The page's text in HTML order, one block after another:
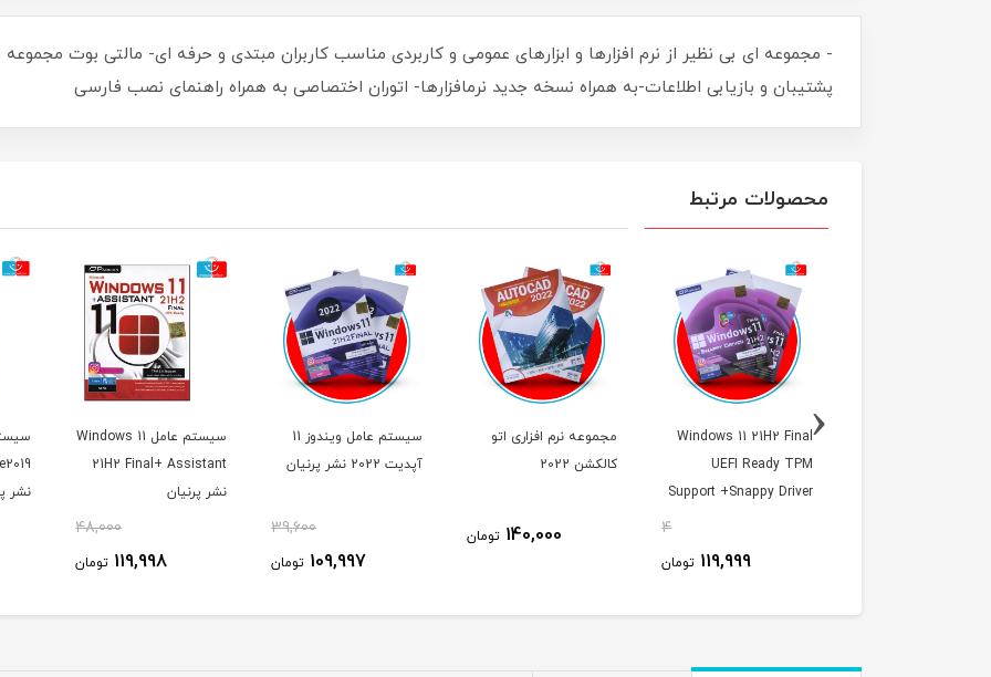
پشتیبان و بازیابی اطلاعات-به همراه نسخه جدید نرم‏افزارها- اتوران اختصاصی به همراه راهنمای نصب فارسی
محصولات مرتبط
Windows 11 21H2 Final
UEFI Ready TPM
Support +Snappy Driver
4
119,999 تومان
مجموعه نرم افزاری اتو
کالکشن 2022
140,000 تومان
سیستم عامل ویندوز 11
آپدیت 2022 نشر پرنیان
39,600
109,997 تومان
سیستم عامل Windows 11
21H2 Final+ Assistant
نشر پرنیان
48,000
119,998 تومان
نشر
‹